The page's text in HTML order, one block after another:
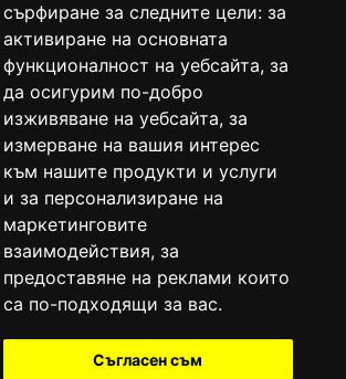
сърфиране за следните цели: за
активиране на основната
функционалност на уебсайта, за
да осигурим по-добро
изживяване на уебсайта, за
измерване на вашия интерес
към нашите продукти и услуги
и за персонализиране на
маркетинговите
взаимодействия, за
предоставяне на реклами които
са по-подходящи за вас.
Съгласен съм
вестника е регистрирано в националния
издания (Българска национална
номер: ISSN 1312-4722.